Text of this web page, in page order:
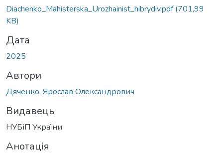
Diachenko_Mahisterska_Urozhainist_hibrydiv.pdf(701,99
KB)
Дата
2025
Автори
Дяченко, Ярослав Олександрович
Видавець
НУБіП України
Анотація